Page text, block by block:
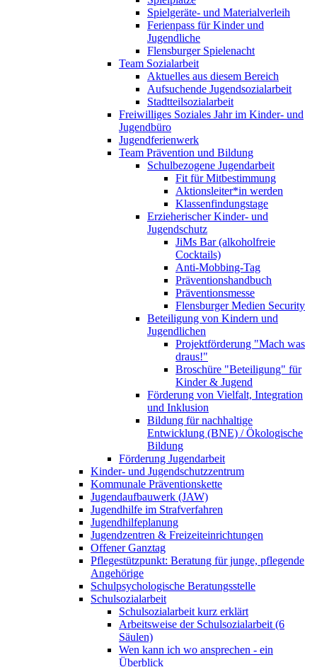
Spielgeräte- und Materialverleih
Ferienpass für Kinder und
Jugendliche
Flensburger Spielenacht
Team Sozialarbeit
Aktuelles aus diesem Bereich
Aufsuchende Jugendsozialarbeit
Stadtteilsozialarbeit
Freiwilliges Soziales Jahr im Kinder- und
Jugendbüro
Jugendferienwerk
Team Prävention und Bildung
Schulbezogene Jugendarbeit
Fit für Mitbestimmung
Aktionsleiter*in werden
Klassenfindungstage
Erzieherischer Kinder- und
Jugendschutz
JiMs Bar (alkoholfreie
Cocktails)
Anti-Mobbing-Tag
Präventionshandbuch
Präventionsmesse
Flensburger Medien Security
Beteiligung von Kindern und
Jugendlichen
Projektförderung "Mach was
draus!"
Broschüre "Beteiligung" für
Kinder & Jugend
Förderung von Vielfalt, Integration
und Inklusion
Bildung für nachhaltige
Entwicklung (BNE) / Ökologische
Bildung
Förderung Jugendarbeit
Kinder- und Jugendschutzzentrum
Kommunale Präventionskette
Jugendaufbauwerk (JAW)
Jugendhilfe im Strafverfahren
Jugendhilfeplanung
Jugendzentren & Freizeiteinrichtungen
Offener Ganztag
Pflegestützpunkt: Beratung für junge, pflegende
Angehörige
Schulpsychologische Beratungsstelle
Schulsozialarbeit
Schulsozialarbeit kurz erklärt
Arbeitsweise der Schulsozialarbeit (6
Säulen)
Wen kann ich wo ansprechen - ein
Überblick